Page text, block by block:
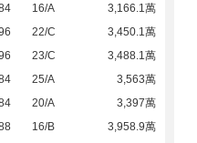
16/A
3,166.1萬
22/C
3,450.1萬
23/C
3,488.1萬
25/A
3,563萬
20/A
3,397萬
16/B
3,958.9萬